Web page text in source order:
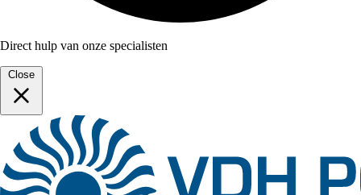
Direct hulp van onze specialisten
Close